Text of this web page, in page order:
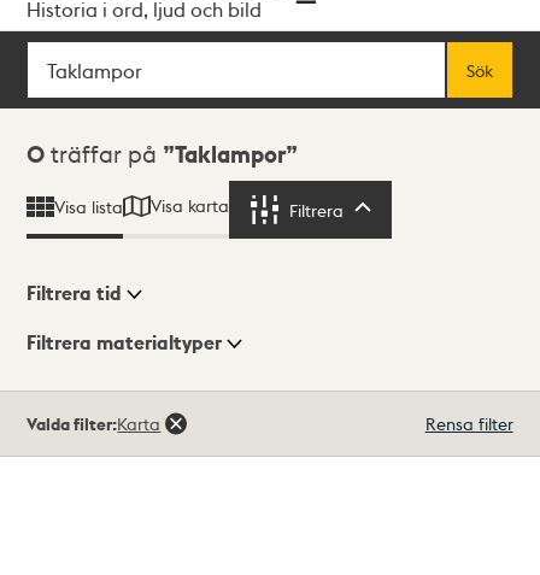
Historia i ord, ljud och bild
Sök
Sök
Sökresultat
0 träffar på Taklampor
Visa lista Visa karta Filtrera
Visningsläge
Filtrera tid
Filtrera materialtyper
träffar
Valda filter:Karta Rensa filter